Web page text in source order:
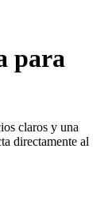
para
claros y una
directamente al